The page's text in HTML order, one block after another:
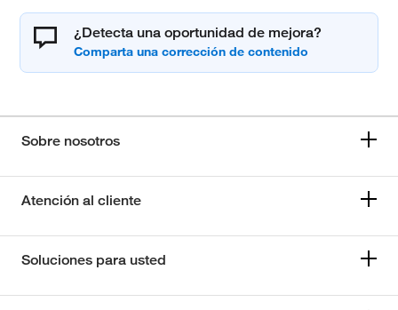
¿Detecta una oportunidad de mejora?
Sobre nosotros
Atención al cliente
Soluciones para usted